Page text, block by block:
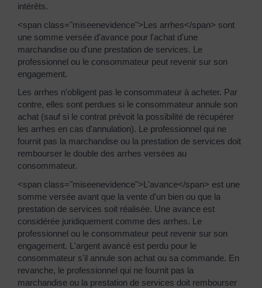
intérêts.
<span class="miseenevidence">Les arrhes</span> sont
une somme versée d'avance pour l'achat d'une
marchandise ou d'une prestation de services. Le
professionnel ou le consommateur peut revenir sur son
engagement.
Les arrhes n'obligent pas le consommateur à acheter. Par
contre, elles sont perdues si le consommateur annule son
achat (sauf si le contrat prévoit la possibilité de récupérer
les arrhes en cas d'annulation). Le professionnel qui ne
fournit pas la marchandise ou la prestation de services doit
rembourser le double des arrhes versées au
consommateur.
<span class="miseenevidence">L'avance</span> est une
somme versée avant que la vente d'un bien ou que la
prestation de services soit réalisée. Une avance est
considérée juridiquement comme des arrhes. Le
professionnel ou le consommateur peut revenir sur son
engagement. L'argent avancé est perdu pour le
consommateur s'il annule son achat ou sa commande. En
revanche, le professionnel qui ne fournit pas la
marchandise ou la prestation de services doit rembourser